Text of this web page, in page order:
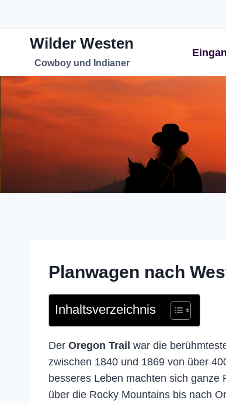
springenWilder Westen
Cowboy und Indianer
Planwagen nach
Inhaltsverzeichnis
Der Oregon Trail war die
zwischen 1840 und 1869 von über
besseres Leben machten sich ganze
über die Rocky Mountains bis nach